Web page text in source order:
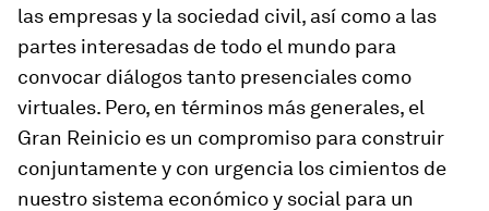
las empresas y la sociedad civil, así como a las
partes interesadas de todo el mundo para
convocar diálogos tanto presenciales como
virtuales. Pero, en términos más generales, el
Gran Reinicio es un compromiso para construir
conjuntamente y con urgencia los cimientos de
nuestro sistema económico y social para un